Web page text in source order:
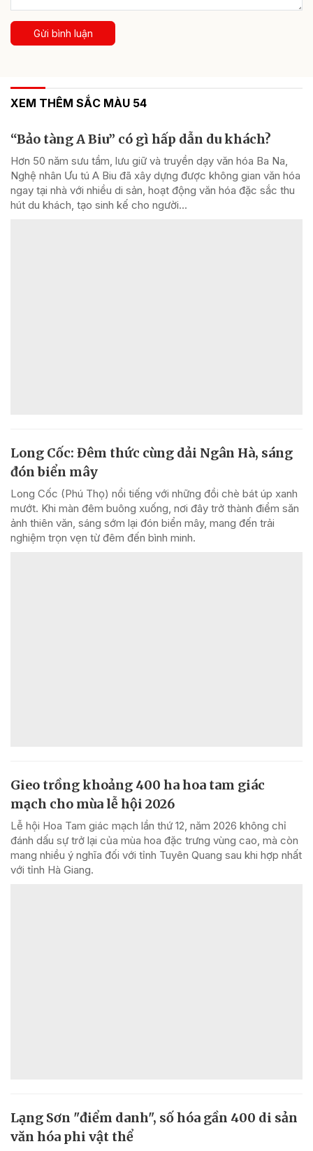
Gửi bình luận
XEM THÊM SẮC MÀU 54
“Bảo tàng A Biu” có gì hấp dẫn du khách?
Hơn 50 năm sưu tầm, lưu giữ và truyền dạy văn hóa Ba Na,
Nghệ nhân Ưu tú A Biu đã xây dựng được không gian văn hóa
ngay tại nhà với nhiều di sản, hoạt động văn hóa đặc sắc thu
hút du khách, tạo sinh kế cho người...
Long Cốc: Đêm thức cùng dải Ngân Hà, sáng
đón biển mây
Long Cốc (Phú Thọ) nổi tiếng với những đồi chè bát úp xanh
mướt. Khi màn đêm buông xuống, nơi đây trở thành điểm săn
ảnh thiên văn, sáng sớm lại đón biển mây, mang đến trải
nghiệm trọn vẹn từ đêm đến bình minh.
Gieo trồng khoảng 400 ha hoa tam giác
mạch cho mùa lễ hội 2026
Lễ hội Hoa Tam giác mạch lần thứ 12, năm 2026 không chỉ
đánh dấu sự trở lại của mùa hoa đặc trưng vùng cao, mà còn
mang nhiều ý nghĩa đối với tỉnh Tuyên Quang sau khi hợp nhất
với tỉnh Hà Giang.
Lạng Sơn "điểm danh", số hóa gần 400 di sản
văn hóa phi vật thể